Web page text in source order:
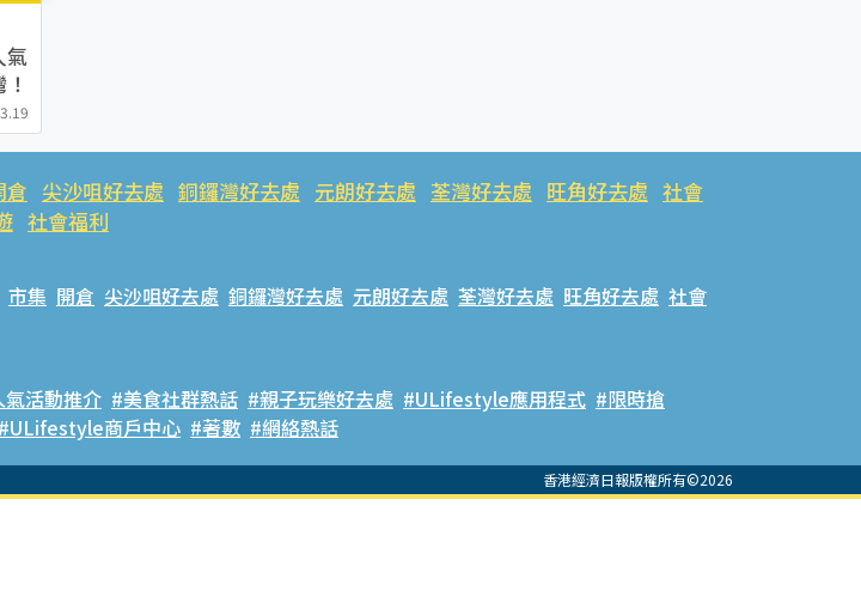
氣
倉 尖沙咀好去處 銅鑼灣好去處 元朗好去處 荃灣好去處 旺角好去處 社會
社會福利
市集 開倉 尖沙咀好去處 銅鑼灣好去處 元朗好去處 荃灣好去處 旺角好去處 社會
氣活動推介 #美食社群熱話 #親子玩樂好去處 #ULifestyle應用程式 #限時搶
#ULifestyle商戶中心 #著數 #網絡熱話
香港經濟日報版權所有©2026